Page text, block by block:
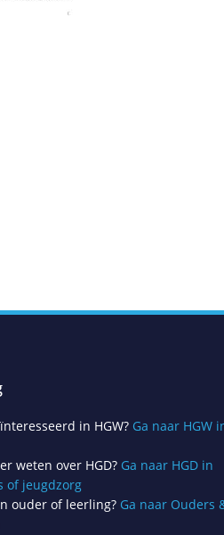
in HGW? Ga naar HGW
weten over HGD? Ga naar HGD in
of jeugdzorg
ouder of leerling? Ga naar Ouders